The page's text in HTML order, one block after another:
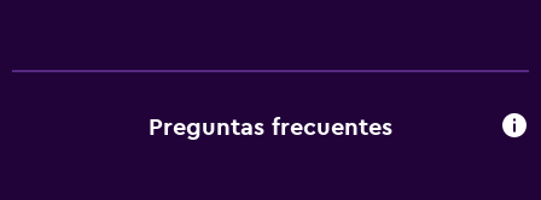
Preguntas frecuentes